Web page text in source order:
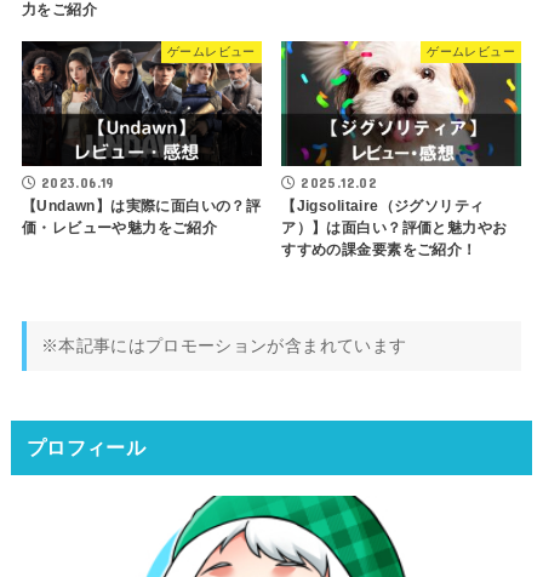
力をご紹介
ゲームレビュー
2023.06.19
【Undawn】は実際に面白いの？評
価・レビューや魅力をご紹介
ゲームレビュー
2025.12.02
【Jigsolitaire（ジグソリティ
ア）】は面白い？評価と魅力やお
すすめの課金要素をご紹介！
※本記事にはプロモーションが含まれています
プロフィール